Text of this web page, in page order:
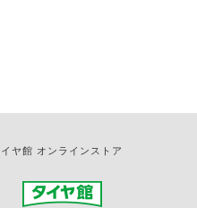
ヤ館 オンラインストア